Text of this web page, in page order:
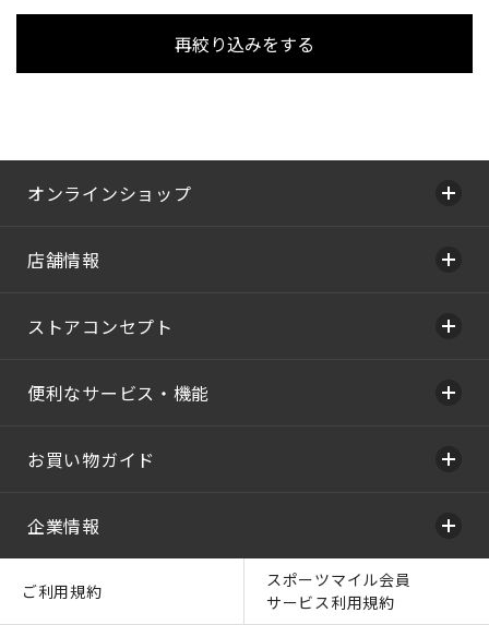
再絞り込みをする
オンラインショップ
店舗情報
ストアコンセプト
便利なサービス・機能
お買い物ガイド
企業情報
ご利用規約
スポーツマイル会員
サービス利用規約